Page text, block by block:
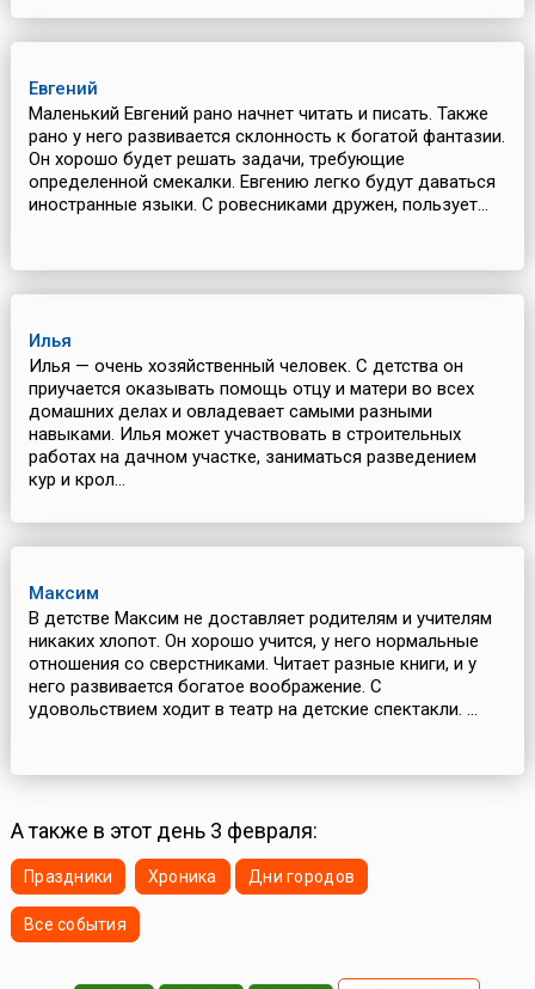
Евгений
Маленький Евгений рано начнет читать и писать. Также
рано у него развивается склонность к богатой фантазии.
Он хорошо будет решать задачи, требующие
определенной смекалки. Евгению легко будут даваться
иностранные языки. С ровесниками дружен, пользует...
Илья
Илья — очень хозяйственный человек. С детства он
приучается оказывать помощь отцу и матери во всех
домашних делах и овладевает самыми разными
навыками. Илья может участвовать в строительных
работах на дачном участке, заниматься разведением
кур и крол...
Максим
В детстве Максим не доставляет родителям и учителям
никаких хлопот. Он хорошо учится, у него нормальные
отношения со сверстниками. Читает разные книги, и у
него развивается богатое воображение. С
удовольствием ходит в театр на детские спектакли. ...
А также в этот день 3 февраля:
Праздники Хроника Дни городов
Все события